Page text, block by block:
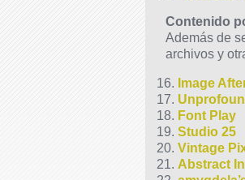
Contenido
Ademásde
archivos y
Image
Font Play
Studio 25
Vintage
Abstract